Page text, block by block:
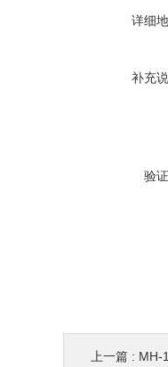
详细
补充
验
上一篇 : MH-